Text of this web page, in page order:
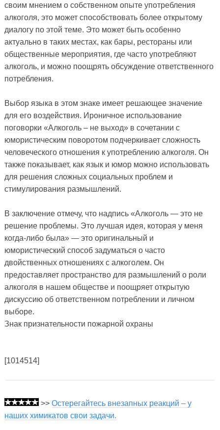
своим мнением о собственном опыте употребления
алкоголя, это может способствовать более открытому
диалогу по этой теме. Это может быть особенно
актуально в таких местах, как бары, рестораны или
общественные мероприятия, где часто употребляют
алкоголь, и можно поощрять обсуждение ответственного
потребления.
Выбор языка в этом знаке имеет решающее значение
для его воздействия. Ироничное использование
поговорки «Алкоголь – не выход» в сочетании с
юмористическим поворотом подчеркивает сложность
человеческого отношения к употреблению алкоголя. Он
также показывает, как язык и юмор можно использовать
для решения сложных социальных проблем и
стимулирования размышлений.
В заключение отмечу, что надпись «Алкоголь — это не
решение проблемы. Это лучшая идея, которая у меня
когда-либо была» — это оригинальный и
юмористический способ задуматься о часто
двойственных отношениях с алкоголем. Он
предоставляет пространство для размышлений о роли
алкоголя в нашем обществе и поощряет открытую
дискуссию об ответственном потреблении и личном
выборе.
Знак признательности пожарной охраны
[1014514]
>> Остерегайтесь внезапных реакций – у
наших химикатов свои задачи.